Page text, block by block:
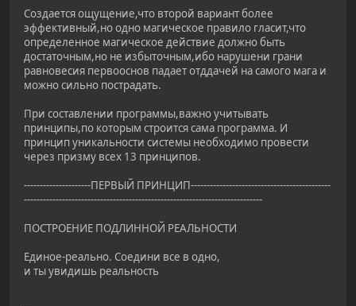
Создается ощущение,что второй вариант более
эффективный,но одно магическое правило гласит,что
определенное магическое действие должно быть
достаточным,но не избыточным,ибо нарушени грани
равновесия первооснов падает отддачей на самого мага и
можно сильно пострадать.
При составлении программы,важно учитывать
принципы,по которым строится сама программа. И
принцип уникальности системы необходимо провести
через призму всех 13 принципов.
---------------------ПЕРВЫЙ ПРИНЦИП--------------------------------------------
---------------------------------------------------------------------------
ПОСТРОЕНИЕ ПОДЛИННОЙ РЕАЛЬНОСТИ
Единое-реально. Соедини все в одно,
и ты увидишь реальность